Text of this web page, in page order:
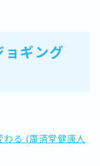
ョギング
わる (廣済堂健康人